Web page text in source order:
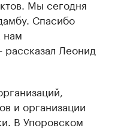
Мы сегодня
Спасибо
нам
рассказал Леонид
и организации
В Упоровском